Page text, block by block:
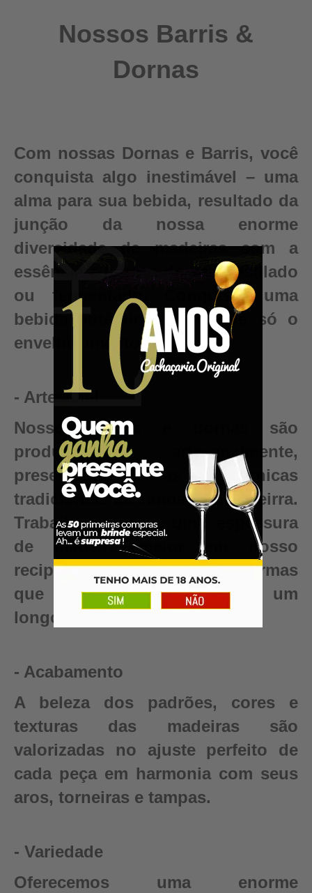
Nossos Barris &
Dornas
Com nossas Dornas e Barris, você
conquista algo inestimável – uma
alma para sua bebida, resultado da
junção da nossa enorme
diversidade de madeiras com a
essência e pureza do seu destilado
ou fermentado. Conquiste uma
bebida autêntica, valor que só o
envelhecimento pode criar.
- Artesanal
Nossos barris e dornas são
produzidos artesanalmente,
preservando as técnicas
tradicionais da Tanoaria Brasileirra.
Trabalhamos com uma espessura
de madeira maior em nosso
recipientes para garantir reformas
que renovam seu barril para um
longo período de uso.
- Acabamento
A beleza dos padrões, cores e
texturas das madeiras são
valorizadas no ajuste perfeito de
cada peça em harmonia com seus
aros, torneiras e tampas.
- Variedade
Oferecemos uma enorme